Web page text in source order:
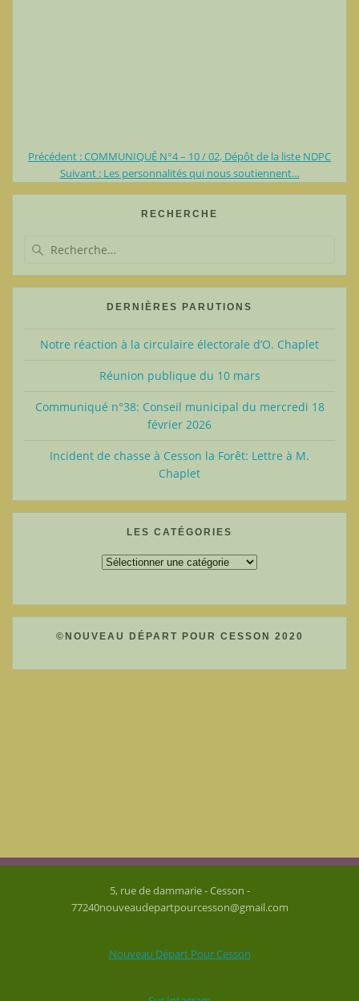
Navigation
de
Précédent :Article
précédent
COMMUNIQUÉ N°4 – 10 / 02, Dépôt de la liste NDPC
Suivant : Article
Les personnalités qui nous soutiennent…
RECHERCHE
:
DERNIÈRES PARUTIONS
Notre réaction à la circulaire électorale d’O. Chaplet
Réunion publique du 10 mars
Communiqué n°38: Conseil municipal du mercredi 18
février 2026
Incident de chasse à Cesson la Forêt: Lettre à M.
Chaplet
LES CATÉGORIES
Les
©NOUVEAU DÉPART POUR CESSON 2020
5, rue de dammarie - Cesson -
77240nouveaudepartpourcesson@gmail.com
Nouveau Départ Pour Cesson